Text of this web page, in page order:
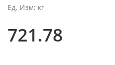
Ед. Изм: кг
721.78